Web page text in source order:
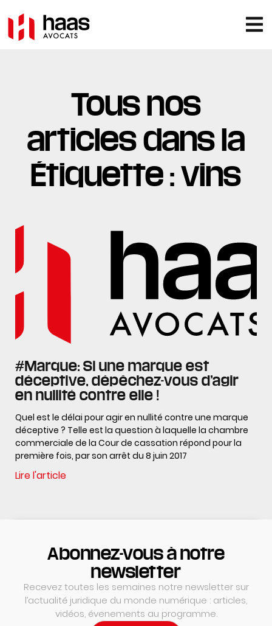
Tous nos
articles dans la
Étiquette : vins
#Marque: Si une marque est
déceptive, dépêchez-vous d’agir
en nullité contre elle !
Quel est le délai pour agir en nullité contre une marque
déceptive ? Telle est la question à laquelle la chambre
commerciale de la Cour de cassation répond pour la
première fois, par son arrêt du 8 juin 2017
Lire l'article
Abonnez-vous à notre
newsletter
Recevez toutes les semaines notre newsletter sur
l’actualité juridique du monde numérique : articles,
vidéos, évenements au programme.